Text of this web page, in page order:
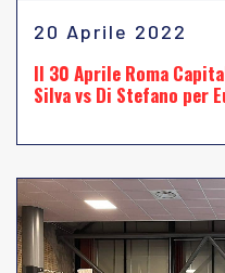
20 Aprile 2022
Il 30 Aprile Roma
Silva vs Di Stefano per